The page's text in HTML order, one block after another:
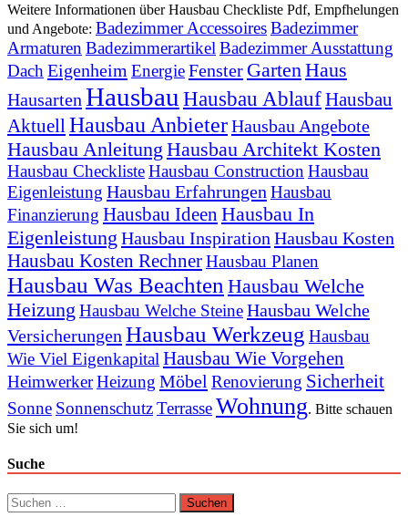
Weitere Informationen über Hausbau Checkliste Pdf, Empfhelungen
und Angebote: Badezimmer AccessoiresBadezimmer
Armaturen Badezimmerartikel Badezimmer Ausstattung
Dach Eigenheim EnergieFenster Garten Haus
Hausarten Hausbau Hausbau AblaufHausbau
AktuellHausbau AnbieterHausbau Angebote
Hausbau Anleitung Hausbau Architekt Kosten
Hausbau ChecklisteHausbau Construction Hausbau
Eigenleistung Hausbau Erfahrungen Hausbau
Finanzierung Hausbau Ideen Hausbau In
Eigenleistung Hausbau Inspiration Hausbau Kosten
Hausbau Kosten RechnerHausbau Planen
Hausbau Was Beachten Hausbau Welche
Heizung Hausbau Welche SteineHausbau Welche
Versicherungen Hausbau Werkzeug Hausbau
Wie Viel Eigenkapital Hausbau Wie Vorgehen
HeimwerkerHeizung Möbel Renovierung Sicherheit
Sonne SonnenschutzTerrasseWohnung. Bitte schauen
Sie sich um!
Suche
Suchen